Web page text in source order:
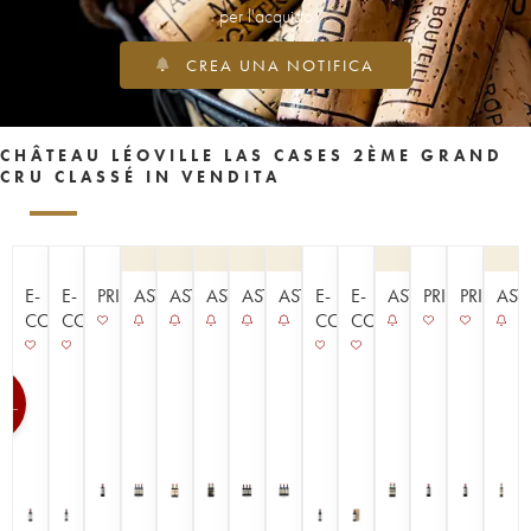
per l'acquisto
CREA UNA NOTIFICA
CHÂTEAU LÉOVILLE LAS CASES 2ÈME GRAND
CRU CLASSÉ IN VENDITA
E-
COMMERCE
E-
COMMERCE
PRIMEURS
ASTAASTAASTAASTAASTAE-
COMMERCE
E-
COMMERCE
ASTAPRIMEURS